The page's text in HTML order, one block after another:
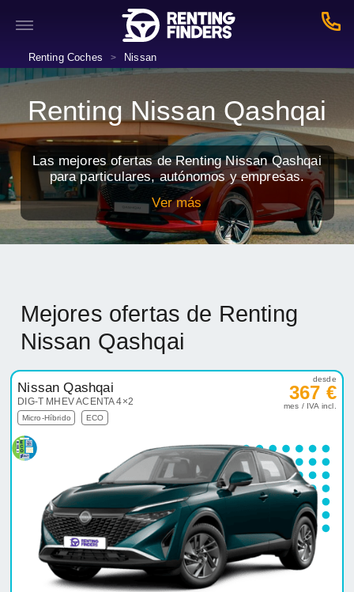
Renting Coches > Nissan
Renting Nissan Qashqai
Las mejores ofertas de Renting Nissan Qashqai
para particulares, autónomos y empresas.
Ver más
Mejores ofertas de Renting
Nissan Qashqai
Nissan Qashqai
DIG-T MHEV ACENTA 4×2
Micro-Híbrido ECO
desde
367 €
mes / IVA incl.